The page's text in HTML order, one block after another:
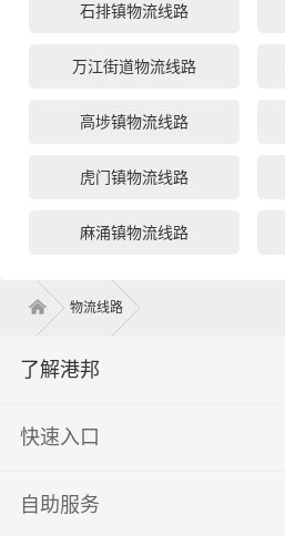
石排镇物流线路
万江街道物流线路
高埗镇物流线路
虎门镇物流线路
麻涌镇物流线路
物流线路
了解港邦
快速入口
自助服务